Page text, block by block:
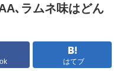
､ラムネ味はどん
はてブ